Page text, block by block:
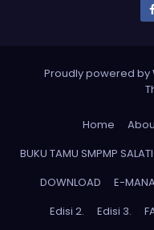
Proudly powered by
Home
BUKU TAMU SMPMP
DOWNLOAD
E-
Edisi 2.
Edisi 3.